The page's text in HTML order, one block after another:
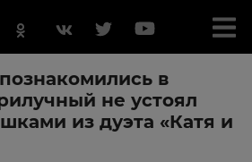
в
не устоял
из дуэта «Катя и